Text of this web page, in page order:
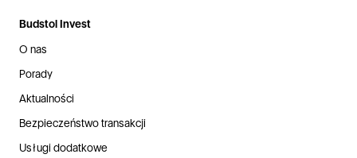
Budstol Invest
O nas
Porady
Aktualności
Bezpieczeństwo transakcji
Usługi dodatkowe